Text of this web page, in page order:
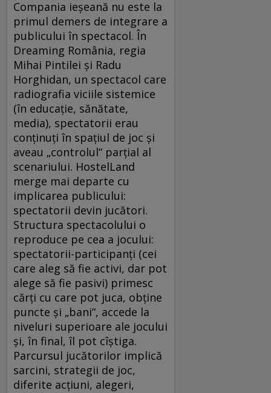
Compania ieşeană nu este la
primul demers de integrare a
publicului în spectacol. În
Dreaming România, regia
Mihai Pintilei şi Radu
Horghidan, un spectacol care
radiografia viciile sistemice
(în educaţie, sănătate,
media), spectatorii erau
conţinuţi în spaţiul de joc şi
aveau „controlul“ parţial al
scenariului. HostelLand
merge mai departe cu
implicarea publicului:
spectatorii devin jucători.
Structura spectacolului o
reproduce pe cea a jocului:
spectatorii-participanţi (cei
care aleg să fie activi, dar pot
alege să fie pasivi) primesc
cărţi cu care pot juca, obţine
puncte şi „bani“, accede la
niveluri superioare ale jocului
şi, în final, îl pot cîştiga.
Parcursul jucătorilor implică
sarcini, strategii de joc,
diferite acţiuni, alegeri,